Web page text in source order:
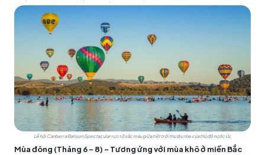
Lễ hội Canberra Balloon Spectacular rực rỡ sắc màu giữa tiết trời thu dịu nhẹ của thủ đô nước Úc
Mùa đông (Tháng 6 - 8) - Tương ứng với mùa khô ở miền Bắc